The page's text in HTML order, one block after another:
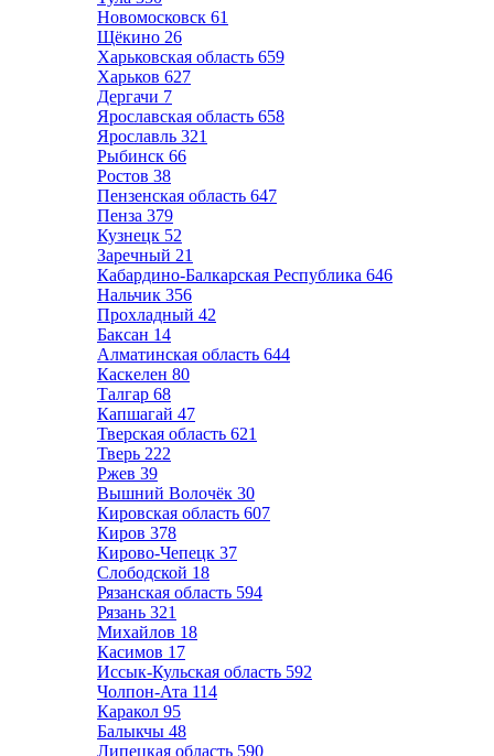
Новомосковск 61
Щёкино 26
Харьковская область 659
Харьков 627
Дергачи 7
Ярославская область 658
Ярославль 321
Рыбинск 66
Ростов 38
Пензенская область 647
Пенза 379
Кузнецк 52
Заречный 21
Кабардино-Балкарская Республика 646
Нальчик 356
Прохладный 42
Баксан 14
Алматинская область 644
Каскелен 80
Талгар 68
Капшагай 47
Тверская область 621
Тверь 222
Ржев 39
Вышний Волочёк 30
Кировская область 607
Киров 378
Кирово-Чепецк 37
Слободской 18
Рязанская область 594
Рязань 321
Михайлов 18
Касимов 17
Иссык-Кульская область 592
Чолпон-Ата 114
Каракол 95
Балыкчы 48
Липецкая область 590